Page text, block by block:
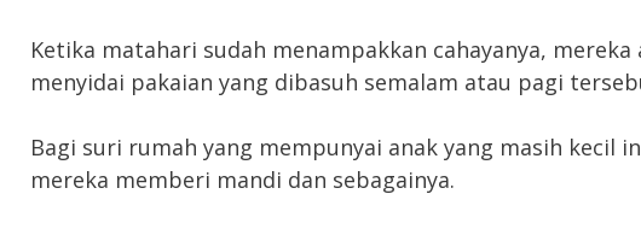
Ketika matahari sudah menampakkan cahayanya, mereka
menyidai pakaian yang dibasuh semalam atau pagi
Bagi suri rumah yang mempunyai anak yang masih kecil
mereka memberi mandi dan sebagainya.